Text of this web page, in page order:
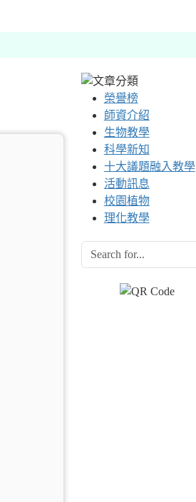
榮譽榜
師資介紹
生物教學
科學新知
十大議題融入教學
活動訊息
校園植物
理化教學